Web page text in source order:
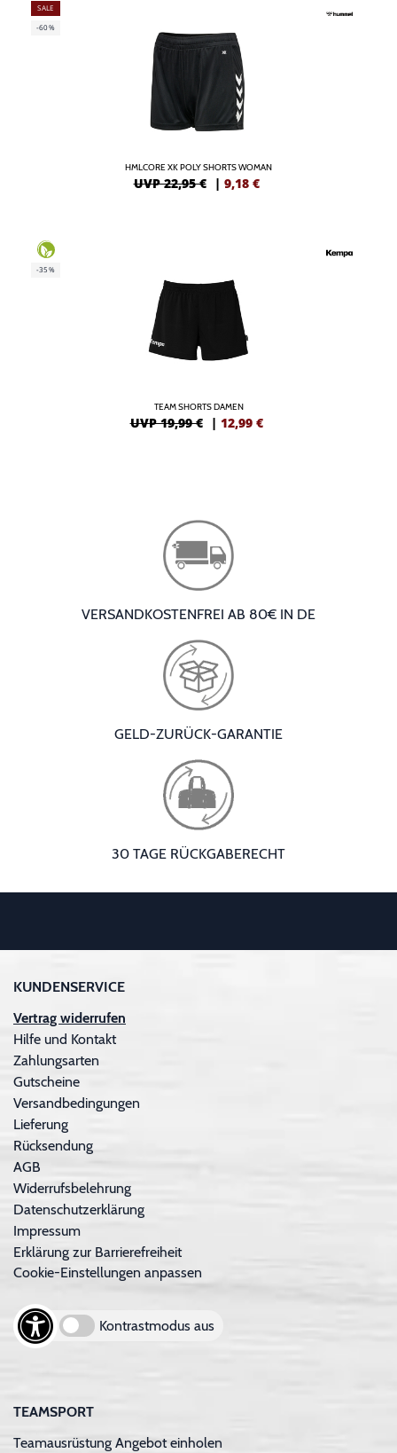
SALE
-60%
HMLCORE XK POLY SHORTS WOMAN
UVP 22,95 € | 9,18 €
-35%
TEAM SHORTS DAMEN
UVP 19,99 € | 12,99 €
VERSANDKOSTENFREI AB 80€ IN DE
GELD-ZURÜCK-GARANTIE
30 TAGE RÜCKGABERECHT
KUNDENSERVICE
Vertrag widerrufen
Hilfe und Kontakt
Zahlungsarten
Gutscheine
Versandbedingungen
Lieferung
Rücksendung
AGB
Widerrufsbelehrung
Datenschutzerklärung
Impressum
Erklärung zur Barrierefreiheit
Cookie-Einstellungen anpassen
Kontrastmodus aus
TEAMSPORT
Teamausrüstung Angebot einholen